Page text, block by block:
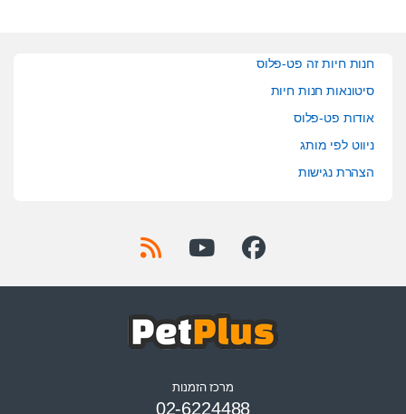
חנות חיות זה פט-פלוס
סיטונאות חנות חיות
אודות פט-פלוס
ניווט לפי מותג
הצהרת נגישות
מרכז הזמנות
02-6224488